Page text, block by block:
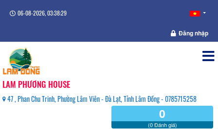
06-08-2026, 03:38:29
Đăng nhập
LAM PHƯƠNG HOUSE
47 , Phan Chu Trinh, Phường Lâm Viên - Đà Lạt, Tỉnh Lâm Đồng - 0785715258
0
(0 Đánh giá)